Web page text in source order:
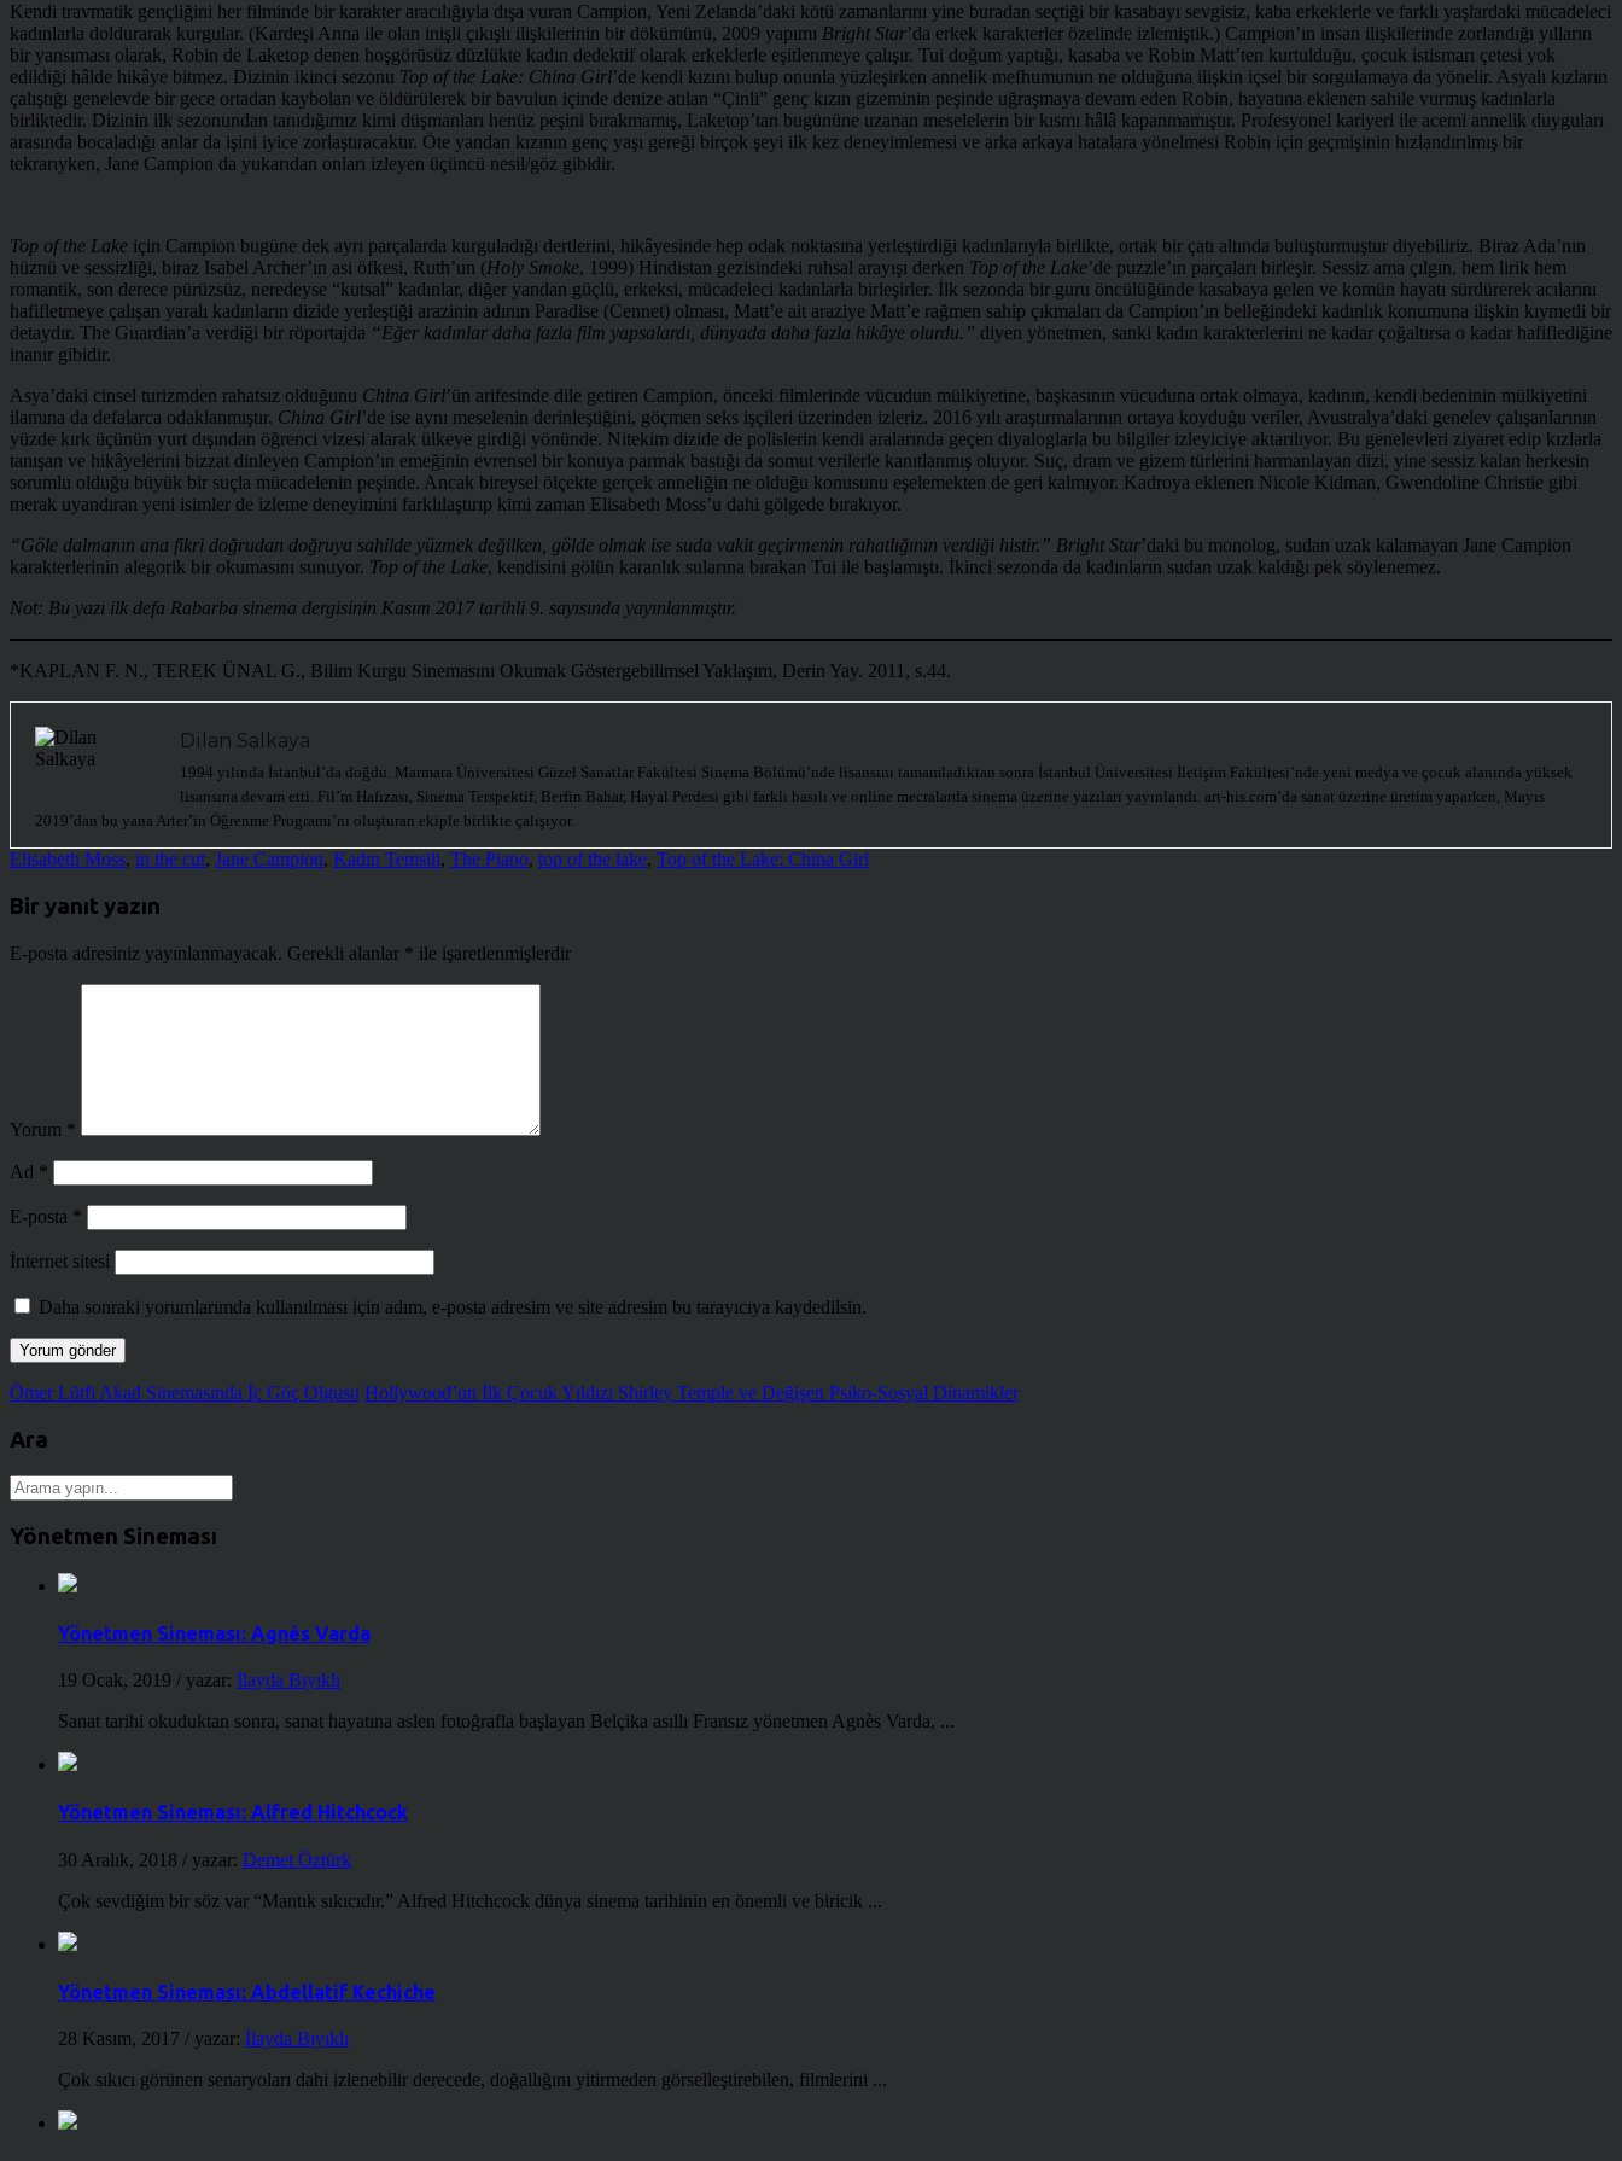
Kendi travmatik gençliğini her filminde bir karakter aracılığıyla dışa vuran Campion, Yeni Zelanda’daki kötü zamanlarını yine buradan seçtiği bir kasabayı sevgisiz, kaba erkeklerle ve farklı yaşlardaki mücadeleci
kadınlarla doldurarak kurgular. (Kardeşi Anna ile olan inişli çıkışlı ilişkilerinin bir dökümünü, 2009 yapımı Bright Star’da erkek karakterler özelinde izlemiştik.) Campion’ın insan ilişkilerinde zorlandığı yılların
bir yansıması olarak, Robin de Laketop denen hoşgörüsüz düzlükte kadın dedektif olarak erkeklerle eşitlenmeye çalışır. Tui doğum yaptığı, kasaba ve Robin Matt’ten kurtulduğu, çocuk istismarı çetesi yok
edildiği hâlde hikâye bitmez. Dizinin ikinci sezonu Top of the Lake: China Girl’de kendi kızını bulup onunla yüzleşirken annelik mefhumunun ne olduğuna ilişkin içsel bir sorgulamaya da yönelir. Asyalı kızların
çalıştığı genelevde bir gece ortadan kaybolan ve öldürülerek bir bavulun içinde denize atılan “Çinli” genç kızın gizeminin peşinde uğraşmaya devam eden Robin, hayatına eklenen sahile vurmuş kadınlarla
birliktedir. Dizinin ilk sezonundan tanıdığımız kimi düşmanları henüz peşini bırakmamış, Laketop’tan bugününe uzanan meselelerin bir kısmı hâlâ kapanmamıştır. Profesyonel kariyeri ile acemi annelik duyguları
arasında bocaladığı anlar da işini iyice zorlaştıracaktır. Öte yandan kızının genç yaşı gereği birçok şeyi ilk kez deneyimlemesi ve arka arkaya hatalara yönelmesi Robin için geçmişinin hızlandırılmış bir
tekrarıyken, Jane Campion da yukarıdan onları izleyen üçüncü nesil/göz gibidir.
Top of the Lake için Campion bugüne dek ayrı parçalarda kurguladığı dertlerini, hikâyesinde hep odak noktasına yerleştirdiği kadınlarıyla birlikte, ortak bir çatı altında buluşturmuştur diyebiliriz. Biraz Ada’nın
hüznü ve sessizliği, biraz Isabel Archer’ın asi öfkesi, Ruth’un (Holy Smoke, 1999) Hindistan gezisindeki ruhsal arayışı derken Top of the Lake’de puzzle’ın parçaları birleşir. Sessiz ama çılgın, hem lirik hem
romantik, son derece pürüzsüz, neredeyse “kutsal” kadınlar, diğer yandan güçlü, erkeksi, mücadeleci kadınlarla birleşirler. İlk sezonda bir guru öncülüğünde kasabaya gelen ve komün hayatı sürdürerek acılarını
hafifletmeye çalışan yaralı kadınların dizide yerleştiği arazinin adının Paradise (Cennet) olması, Matt’e ait araziye Matt’e rağmen sahip çıkmaları da Campion’ın belleğindeki kadınlık konumuna ilişkin kıymetli bir
detaydır. The Guardian’a verdiği bir röportajda “Eğer kadınlar daha fazla film yapsalardı, dünyada daha fazla hikâye olurdu.” diyen yönetmen, sanki kadın karakterlerini ne kadar çoğaltırsa o kadar hafiflediğine
inanır gibidir.
Asya’daki cinsel turizmden rahatsız olduğunu China Girl’ün arifesinde dile getiren Campion, önceki filmlerinde vücudun mülkiyetine, başkasının vücuduna ortak olmaya, kadının, kendi bedeninin mülkiyetini
ilamına da defalarca odaklanmıştır. China Girl’de ise aynı meselenin derinleştiğini, göçmen seks işçileri üzerinden izleriz. 2016 yılı araştırmalarının ortaya koyduğu veriler, Avustralya’daki genelev çalışanlarının
yüzde kırk üçünün yurt dışından öğrenci vizesi alarak ülkeye girdiği yönünde. Nitekim dizide de polislerin kendi aralarında geçen diyaloglarla bu bilgiler izleyiciye aktarılıyor. Bu genelevleri ziyaret edip kızlarla
tanışan ve hikâyelerini bizzat dinleyen Campion’ın emeğinin evrensel bir konuya parmak bastığı da somut verilerle kanıtlanmış oluyor. Suç, dram ve gizem türlerini harmanlayan dizi, yine sessiz kalan herkesin
sorumlu olduğu büyük bir suçla mücadelenin peşinde. Ancak bireysel ölçekte gerçek anneliğin ne olduğu konusunu eşelemekten de geri kalmıyor. Kadroya eklenen Nicole Kidman, Gwendoline Christie gibi
merak uyandıran yeni isimler de izleme deneyimini farklılaştırıp kimi zaman Elisabeth Moss’u dahi gölgede bırakıyor.
“Göle dalmanın ana fikri doğrudan doğruya sahilde yüzmek değilken, gölde olmak ise suda vakit geçirmenin rahatlığının verdiği histir.” Bright Star’daki bu monolog, sudan uzak kalamayan Jane Campion
karakterlerinin alegorik bir okumasını sunuyor. Top of the Lake, kendisini gölün karanlık sularına bırakan Tui ile başlamıştı. İkinci sezonda da kadınların sudan uzak kaldığı pek söylenemez.
Not: Bu yazı ilk defa Rabarba sinema dergisinin Kasım 2017 tarihli 9. sayısında yayınlanmıştır.
*KAPLAN F. N., TEREK ÜNAL G., Bilim Kurgu Sinemasını Okumak Göstergebilimsel Yaklaşım, Derin Yay. 2011, s.44.
Dilan Salkaya
1994 yılında İstanbul’da doğdu. Marmara Üniversitesi Güzel Sanatlar Fakültesi Sinema Bölümü’nde lisansını tamamladıktan sonra İstanbul Üniversitesi İletişim Fakültesi’nde yeni medya ve çocuk alanında yüksek
lisansına devam etti. Fil’m Hafızası, Sinema Terspektif, Berfin Bahar, Hayal Perdesi gibi farklı basılı ve online mecralarda sinema üzerine yazıları yayınlandı. art-his.com’da sanat üzerine üretim yaparken, Mayıs
2019’dan bu yana Arter’in Öğrenme Programı’nı oluşturan ekiple birlikte çalışıyor.
Elisabeth Moss, in the cut, Jane Campion, Kadın Temsili, The Piano, top of the lake, Top of the Lake: China Girl
Bir yanıt yazın
E-posta adresiniz yayınlanmayacak. Gerekli alanlar * ile işaretlenmişlerdir
Yorum *
Ad *
E-posta *
İnternet sitesi
Daha sonraki yorumlarımda kullanılması için adım, e-posta adresim ve site adresim bu tarayıcıya kaydedilsin.
Ömer Lütfi Akad Sinemasında İç Göç Olgusu Hollywood’un İlk Çocuk Yıldızı Shirley Temple ve Değişen Psiko-Sosyal Dinamikler
Ara
Yönetmen Sineması
Yönetmen Sineması: Agnès Varda
19 Ocak, 2019 / yazar: İlayda Bıyıklı
Sanat tarihi okuduktan sonra, sanat hayatına aslen fotoğrafla başlayan Belçika asıllı Fransız yönetmen Agnès Varda, ...
Yönetmen Sineması: Alfred Hitchcock
30 Aralık, 2018 / yazar: Demet Öztürk
Çok sevdiğim bir söz var “Mantık sıkıcıdır.” Alfred Hitchcock dünya sinema tarihinin en önemli ve biricik ...
Yönetmen Sineması: Abdellatif Kechiche
28 Kasım, 2017 / yazar: İlayda Bıyıklı
Çok sıkıcı görünen senaryoları dahi izlenebilir derecede, doğallığını yitirmeden görselleştirebilen, filmlerini ...